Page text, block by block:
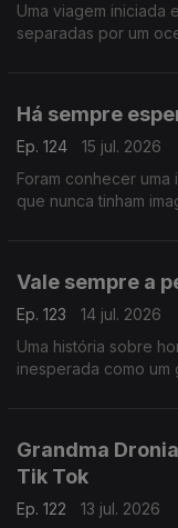
Uma viagem iniciada
separadas por um
Há sempre
Ep. 124
15 jul. 2026
Foram conhecer uma
que nunca tinham
Vale sempre a
Ep. 123
14 jul. 2026
Uma história sobre
inesperada como
Grandma
Tik Tok
Ep. 122
13 jul. 2026